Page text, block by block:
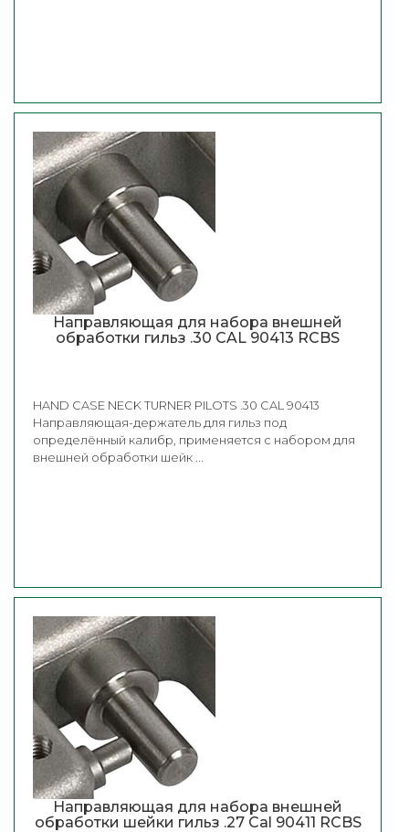
Направляющая для набора внешней
обработки гильз .30 CAL 90413 RCBS
HAND CASE NECK TURNER PILOTS .30 CAL 90413
Направляющая-держатель для гильз под
определённый калибр, применяется с набором для
внешней обработки шейк ...
Направляющая для набора внешней
обработки шейки гильз .27 Cal 90411 RCBS